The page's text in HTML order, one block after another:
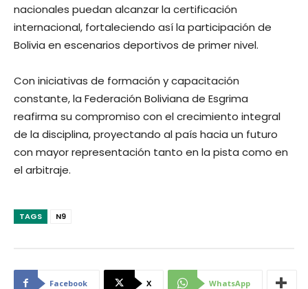
nacionales puedan alcanzar la certificación
internacional, fortaleciendo así la participación de
Bolivia en escenarios deportivos de primer nivel.
Con iniciativas de formación y capacitación
constante, la Federación Boliviana de Esgrima
reafirma su compromiso con el crecimiento integral
de la disciplina, proyectando al país hacia un futuro
con mayor representación tanto en la pista como en
el arbitraje.
TAGS N9
Facebook X WhatsApp